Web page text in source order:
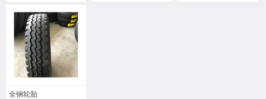
全钢轮胎